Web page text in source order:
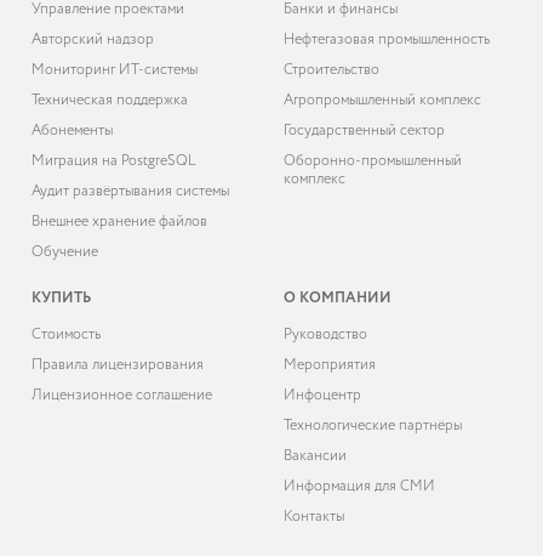
Управление проектами
Авторский надзор
Мониторинг ИТ-системы
Техническая поддержка
Абонементы
Миграция на PostgreSQL
Аудит развёртывания системы
Внешнее хранение файлов
Обучение
Банки и финансы
Нефтегазовая промышленность
Строительство
Агропромышленный комплекс
Государственный сектор
Оборонно-промышленный
комплекс
КУПИТЬ
Cтоимость
Правила лицензирования
Лицензионное соглашение
О КОМПАНИИ
Руководство
Мероприятия
Инфоцентр
Технологические партнёры
Вакансии
Информация для СМИ
Контакты